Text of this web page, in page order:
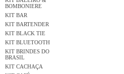
BOMBONIERE
KIT BAR
KIT BARTENDER
KIT BLACK TIE
KIT BLUETOOTH
KIT BRINDES DO
BRASIL
KIT CACHAÇA